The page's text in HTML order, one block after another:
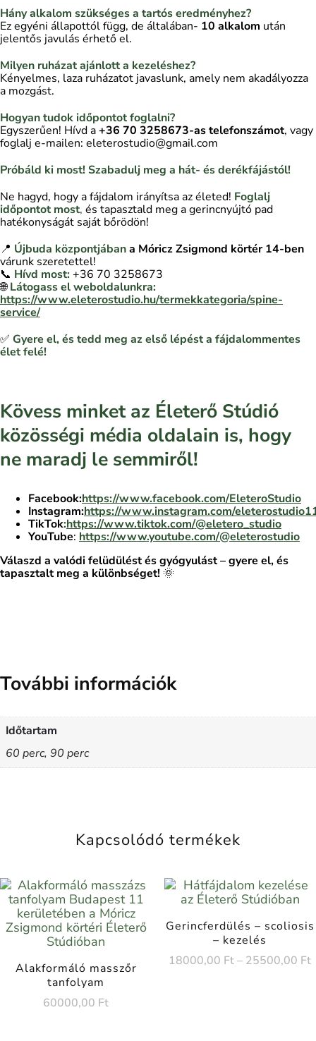
Hány alkalom szükséges a tartós eredményhez?
Ez egyéni állapottól függ, de általában- 10 alkalom után
jelentős javulás érhető el.
Milyen ruházat ajánlott a kezeléshez?
Kényelmes, laza ruházatot javaslunk, amely nem akadályozza
a mozgást.
Hogyan tudok időpontot foglalni?
Egyszerűen! Hívd a+36 70 3258673-as telefonszámot, vagy
foglalj e-mailen: eleterostudio@gmail.com
Próbáld ki most! Szabadulj meg a hát- és derékfájástól!
Ne hagyd, hogy a fájdalom irányítsa az életed! Foglalj
időpontot most, és tapasztald meg a gerincnyújtó pad
hatékonyságát saját bőrödön!
📍 Újbuda központjábana Móricz Zsigmond körtér 14-ben
várunk szeretettel!
📞 Hívd most: +36 70 3258673
🌐Látogass el weboldalunkra:
https://www.eleterostudio.hu/termekkategoria/spine-
service/
✅ Gyere el, és tedd meg az első lépést a fájdalommentes
élet felé!
Kövess minket az Életerő Stúdió
közösségi média oldalain is, hogy
ne maradj le semmiről!
Facebook:https://www.facebook.com/EleteroStudio
Instagram:https://www.instagram.com/
TikTok:https://www.tiktok.com/@eletero_studio
YouTube: https://www.youtube.com/@eleterostudio
Válaszd a valódi felüdülést és gyógyulást – gyere el, és
tapasztalt meg a különbséget! 🌞
További információk
Időtartam
60 perc, 90 perc
Kapcsolódó termékek
Alakformáló masszőr
tanfolyam
60000,00 Ft
Gerincferdülés – scoliosis
– kezelés
18000,00 Ft – 25500,00 Ft